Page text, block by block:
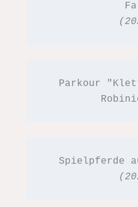
Parkour
Spielpferde